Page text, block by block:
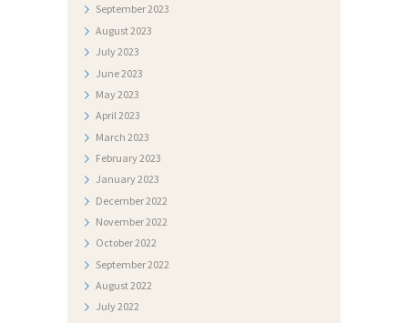
September2023
August2023
July2023
June2023
May2023
April2023
March 2023
February2023
January2023
December2022
November2022
October2022
September2022
August2022
July2022